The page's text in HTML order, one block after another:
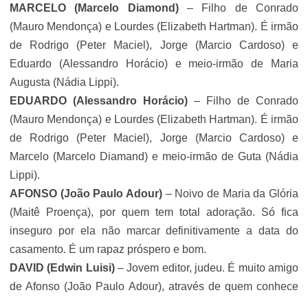
MARCELO
(Marcelo Diamond)– Filho de Conrado
(Mauro Mendonça) e Lourdes (Elizabeth Hartman). É irmão
de Rodrigo (Peter Maciel), Jorge (Marcio Cardoso) e
Eduardo (Alessandro Horácio) e meio-irmão de Maria
Augusta (Nádia Lippi).
EDUARDO (Alessandro Horácio) – Filho de Conrado
(Mauro Mendonça) e Lourdes (Elizabeth Hartman). É irmão
de Rodrigo (Peter Maciel), Jorge (Marcio Cardoso) e
Marcelo (Marcelo Diamand) e meio-irmão de Guta (Nádia
Lippi).
AFONSO (João Paulo Adour) – Noivo de Maria da Glória
(Maitê Proença), por quem tem total adoração. Só fica
inseguro por ela não marcar definitivamente a data do
casamento. É um rapaz próspero e bom.
DAVID (Edwin Luisi)– Jovem editor, judeu. É muito amigo
de Afonso (João Paulo Adour), através de quem conhece